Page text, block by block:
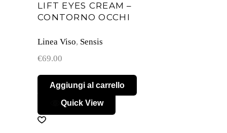
LIFT EYES CREAM –
CONTORNO OCCHI
Linea Viso, Sensis
€69.00
Aggiungi al carrello
Quick View